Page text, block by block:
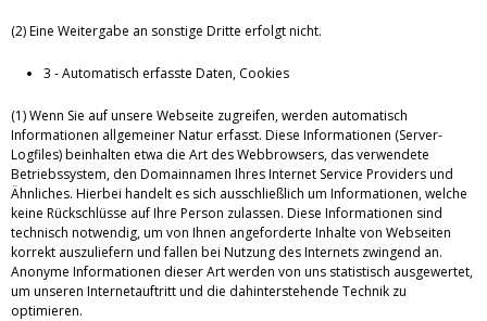
(2) Eine Weitergabe an sonstige Dritte erfolgt nicht.
3 - Automatisch erfasste Daten, Cookies
(1) Wenn Sie auf unsere Webseite zugreifen, werden automatisch
Informationen allgemeiner Natur erfasst. Diese Informationen (Server-
Logfiles) beinhalten etwa die Art des Webbrowsers, das verwendete
Betriebssystem, den Domainnamen Ihres Internet Service Providers und
Ähnliches. Hierbei handelt es sich ausschließlich um Informationen, welche
keine Rückschlüsse auf Ihre Person zulassen. Diese Informationen sind
technisch notwendig, um von Ihnen angeforderte Inhalte von Webseiten
korrekt auszuliefern und fallen bei Nutzung des Internets zwingend an.
Anonyme Informationen dieser Art werden von uns statistisch ausgewertet,
um unseren Internetauftritt und die dahinterstehende Technik zu
optimieren.